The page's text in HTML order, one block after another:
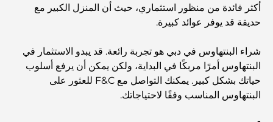
أكثر فائدة من منظور استثماري، حيث أن المنزل الكبير مع
حديقة قد يوفر عوائد كبيرة.
شراء البنتهاوس في دبي هو تجربة رائعة. قد يبدو الاستثمار في
البنتهاوس أمرًا مربكًا في البداية، ولكن يمكن أن يرفع أسلوب
حياتك بشكل كبير. يمكنك التواصل مع F&C للعثور على
البنتهاوس المناسب وفقًا لاحتياجاتك.